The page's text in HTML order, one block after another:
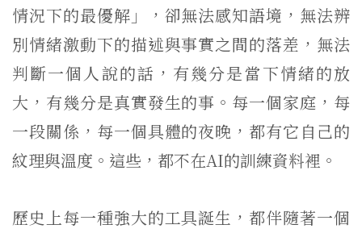
情況下的最優解」，卻無法感知語境，無法辨
別情緒激動下的描述與事實之間的落差，無法
判斷一個人說的話，有幾分是當下情緒的放
大，有幾分是真實發生的事。每一個家庭，每
一段關係，每一個具體的夜晚，都有它自己的
紋理與溫度。這些，都不在AI的訓練資料裡。
歷史上每一種強大的工具誕生，都伴隨著一個